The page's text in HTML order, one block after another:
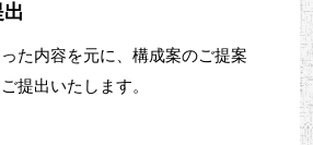
た内容を元に、構成案のご提案
提出いたします。